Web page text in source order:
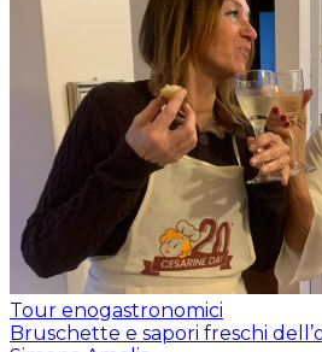
Tour enogastronomici
Bruschette e sapori freschi